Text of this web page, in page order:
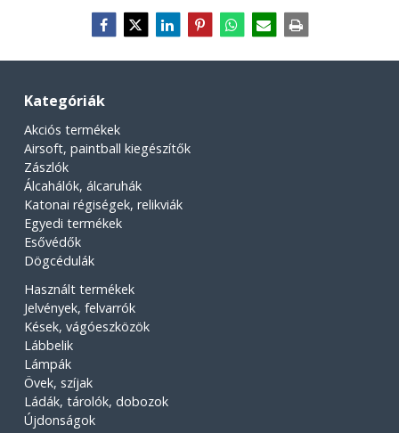
Kategóriák
Akciós termékek
Airsoft, paintball kiegészítők
Zászlók
Álcahálók, álcaruhák
Katonai régiségek, relikviák
Egyedi termékek
Esővédők
Dögcédulák
Használt termékek
Jelvények, felvarrók
Kések, vágóeszközök
Lábbelik
Lámpák
Övek, szíjak
Ládák, tárolók, dobozok
Újdonságok